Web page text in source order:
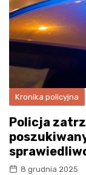
Kronika policyjna
Policja
8 grudnia 2025